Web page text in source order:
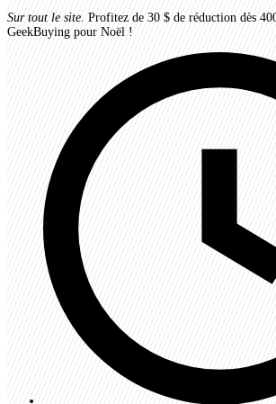
Sur tout le site. Profitez de 30 $ de réduction dès
GeekBuying pour Noël !